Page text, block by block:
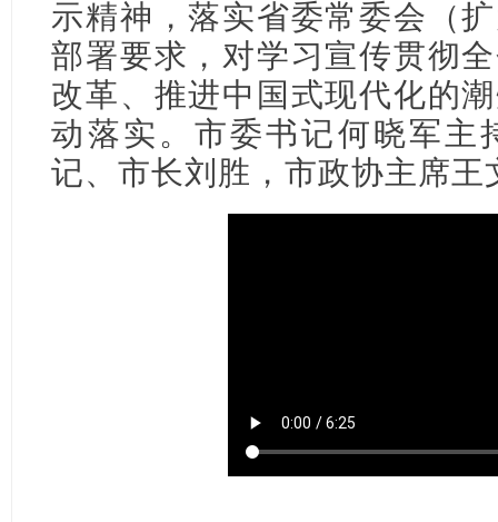
示精神，落实省委常委会（
部署要求，对学习宣传贯彻
改革、推进中国式现代化的
动落实。市委书记何晓军主
记、市长刘胜，市政协主席王